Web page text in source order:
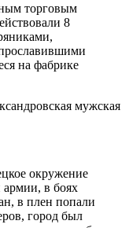
торговым
8
на фабрике
мужская
окружение
в боях
в плен попали
город был